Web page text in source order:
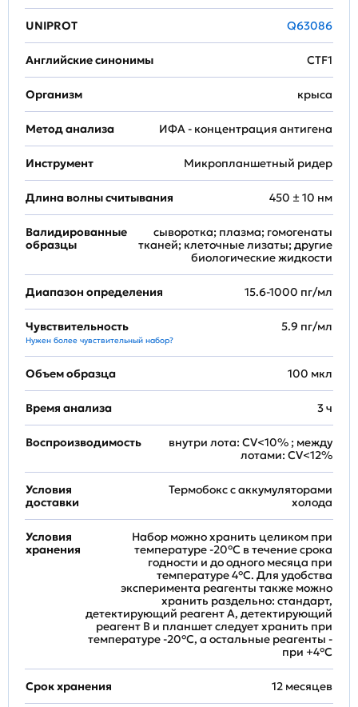
UNIPROT Q63086
Английские синонимы CTF1
Организм крыса
Метод анализа ИФА - концентрация антигена
Инструмент Микропланшетный ридер
Длина волны считывания 450 ± 10 нм
Валидированные
образцы
сыворотка; плазма; гомогенаты
тканей; клеточные лизаты; другие
биологические жидкости
Диапазон определения 15.6-1000 пг/мл
Чувствительность
Нужен более чувствительный набор?
5.9 пг/мл
Объем образца 100 мкл
Время анализа 3 ч
Воспроизводимость
внутри лота: CV<10% ; между
лотами: CV<12%
Условия
доставки
Термобокс с аккумуляторами
холода
Условия
хранения
Набор можно хранить целиком при
температуре -20°C в течение срока
годности и до одного месяца при
температуре 4°C. Для удобства
эксперимента реагенты также можно
хранить раздельно: стандарт,
детектирующий реагент A, детектирующий
реагент B и планшет следует хранить при
температуре -20°C, а остальные реагенты -
при +4°С
Срок хранения 12 месяцев